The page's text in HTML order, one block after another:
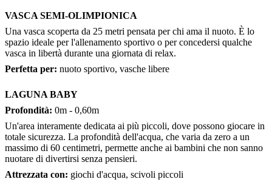
VASCA SEMI-OLIMPIONICA
Una vasca scoperta da 25 metri pensata per chi ama il nuoto. È lo
spazio ideale per l'allenamento sportivo o per concedersi qualche
vasca in libertà durante una giornata di relax.
Perfetta per: nuoto sportivo, vasche libere
LAGUNA BABY
Profondità: 0m - 0,60m
Un'area interamente dedicata ai più piccoli, dove possono giocare in
totale sicurezza. La profondità dell'acqua, che varia da zero a un
massimo di 60 centimetri, permette anche ai bambini che non sanno
nuotare di divertirsi senza pensieri.
Attrezzata con: giochi d'acqua, scivoli piccoli